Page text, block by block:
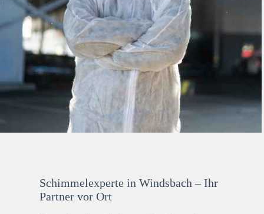
Schimmelexperte in Windsbach – Ihr
Partner vor Ort